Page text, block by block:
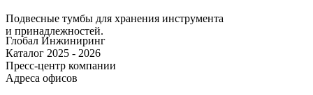
Подвесные тумбы для хранения инструмента
и принадлежностей.
Глобал Инжиниринг
Каталог 2025 - 2026
Пресс-центр компании
Адреса офисов